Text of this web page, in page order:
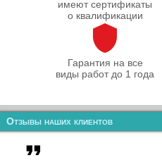
имеют сертификаты
о квалификации
Гарантия на все
виды работ до 1 года
Отзывы наших клиентов